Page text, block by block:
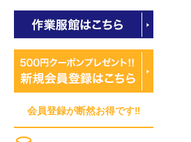
会員登録が断然お得です‼